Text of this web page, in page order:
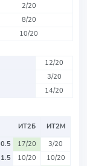
2/20
8/20
10/20
12/20
3/20
14/20
ИТ2Б
ИТ2М
0.5
17/20
3/20
1.5
10/20
10/20